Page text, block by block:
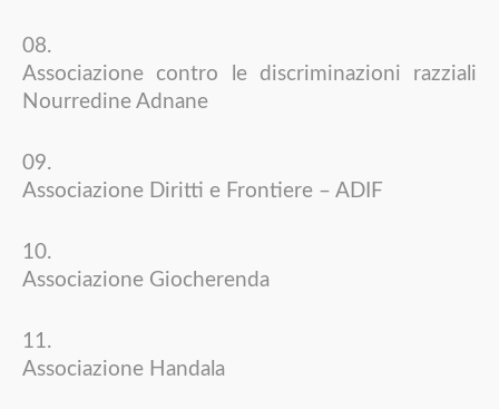
Associazione contro le discriminazioni razziali
Nourredine Adnane
Associazione Diritti e Frontiere – ADIF
Associazione Giocherenda
Associazione Handala